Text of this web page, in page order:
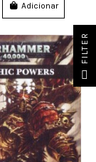
Adicionar
FILTER